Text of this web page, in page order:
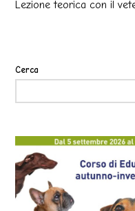
Lezione teorica con il
Cerca